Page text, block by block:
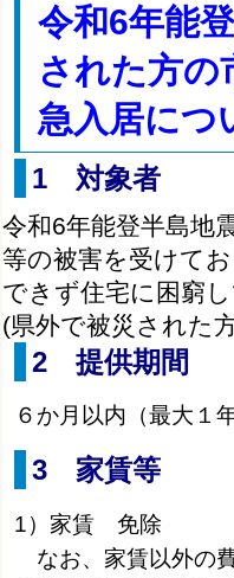
令和6年能
された方の
急入居につ
1 対象者
令和6年能登半島地
等の被害を受けて
できず住宅に困窮し
(県外で被災された
2 提供期間
６か月以内（最大１
3 家賃等
1）家賃 免除
なお、家賃以外の